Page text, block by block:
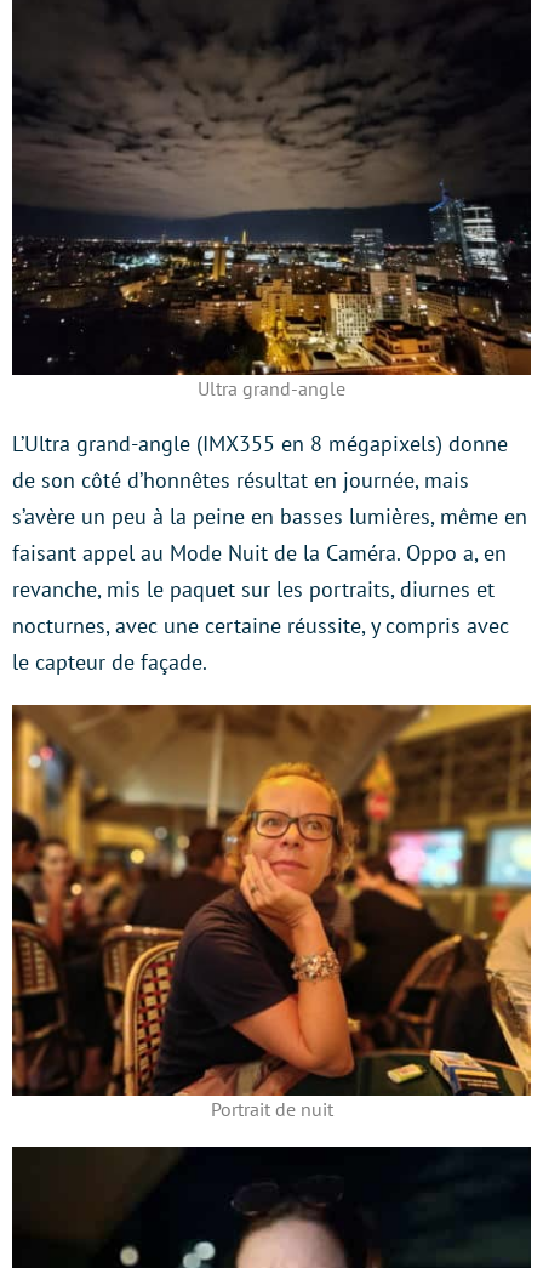
Ultra grand-angle
L’Ultra grand-angle (IMX355 en 8 mégapixels) donne
de son côté d’honnêtes résultat en journée, mais
s’avère un peu à la peine en basses lumières, même en
faisant appel au Mode Nuit de la Caméra. Oppo a, en
revanche, mis le paquet sur les portraits, diurnes et
nocturnes, avec une certaine réussite, y compris avec
le capteur de façade.
Portrait de nuit